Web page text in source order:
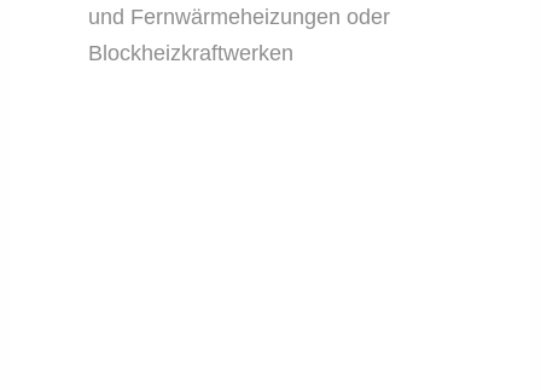
und Fernwärmeheizungen oder
Blockheizkraftwerken